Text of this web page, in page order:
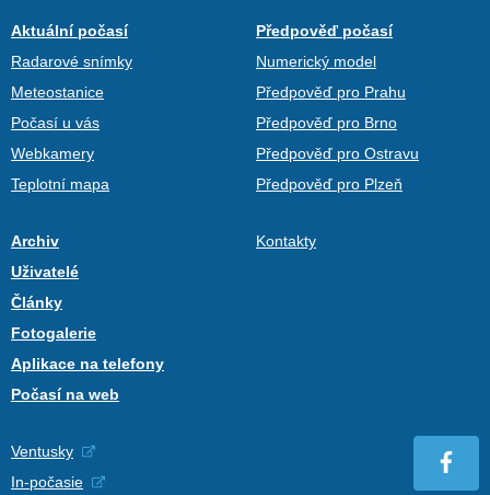
Aktuální počasí
Radarové snímky
Meteostanice
Počasí u vás
Webkamery
Teplotní mapa
Předpověď počasí
Numerický model
Předpověď pro Prahu
Předpověď pro Brno
Předpověď pro Ostravu
Předpověď pro Plzeň
Archiv
Uživatelé
Články
Fotogalerie
Aplikace na telefony
Počasí na web
Kontakty
Ventusky
In-počasie